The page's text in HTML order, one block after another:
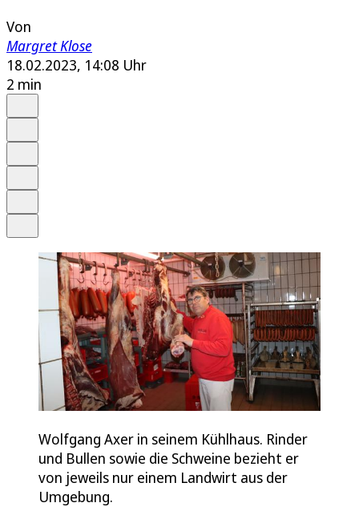
Von
Margret Klose
18.02.2023, 14:08 Uhr
2 min
Wolfgang Axer in seinem Kühlhaus. Rinder
und Bullen sowie die Schweine bezieht er
von jeweils nur einem Landwirt aus der
Umgebung.